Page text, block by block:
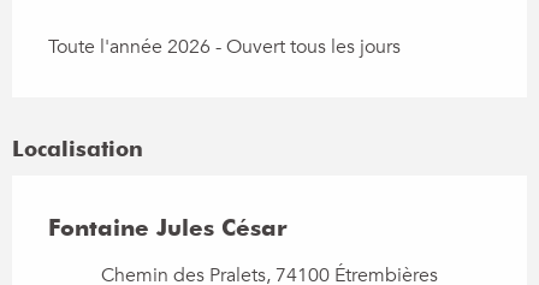
Toute l'année 2026 - Ouvert tous les jours
Localisation
Fontaine Jules César
Chemin des Pralets, 74100 Étrembières